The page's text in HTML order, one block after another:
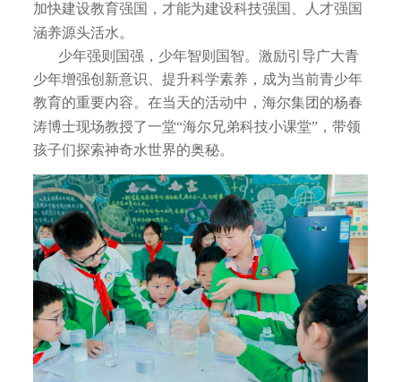
加快建设教育强国，才能为建设科技强国、人才强国
涵养源头活水。
少年强则国强，少年智则国智。激励引导广大青
少年增强创新意识、提升科学素养，成为当前青少年
教育的重要内容。在当天的活动中，海尔集团的杨春
涛博士现场教授了一堂“海尔兄弟科技小课堂”，带领
孩子们探索神奇水世界的奥秘。